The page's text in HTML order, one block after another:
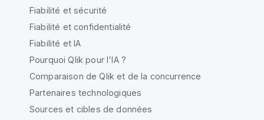
Fiabilité et sécurité
Fiabilité et confidentialité
Fiabilité et IA
Pourquoi Qlik pour l'IA ?
Comparaison de Qlik et de la concurrence
Partenaires technologiques
Sources et cibles de données